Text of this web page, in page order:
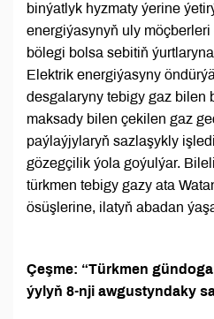
binýatlyk hyzmaty ýerine
energiýasynyň uly
bölegi bolsa sebitiň
Elektrik energiýasyny
desgalaryny tebigy gaz bilen
maksady bilen çekilen gaz
paýlaýjylaryň sazlaşykly
gözegçilik ýola goýulýar.
türkmen tebigy gazy ata
ösüşlerine, ilatyň abadan
Çeşme: “Türkmen
ýylyň 8-nji awgustyndaky